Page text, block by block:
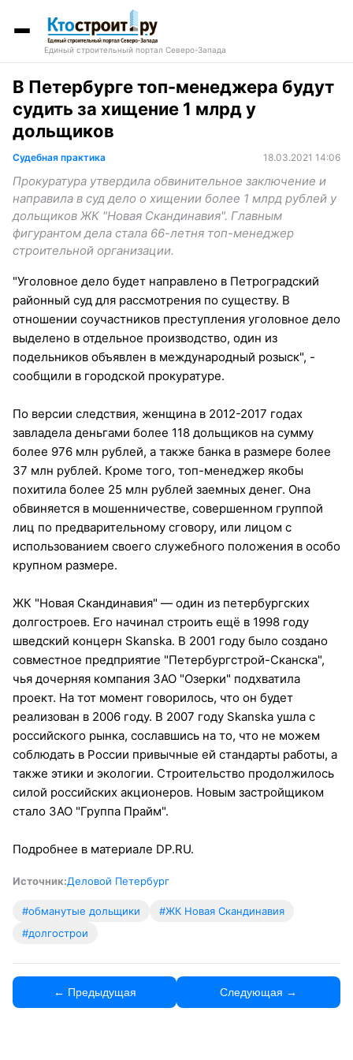
Единый строительный портал Северо-Запада
В Петербурге топ-менеджера будут
судить за хищение 1 млрд у
дольщиков
Судебная практика 18.03.2021 14:06
Прокуратура утвердила обвинительное заключение и
направила в суд дело о хищении более 1 млрд рублей у
дольщиков ЖК "Новая Скандинавия". Главным
фигурантом дела стала 66-летня топ-менеджер
строительной организации.
"Уголовное дело будет направлено в Петроградский
районный суд для рассмотрения по существу. В
отношении соучастников преступления уголовное дело
выделено в отдельное производство, один из
подельников объявлен в международный розыск", -
сообщили в городской прокуратуре.
По версии следствия, женщина в 2012-2017 годах
завладела деньгами более 118 дольщиков на сумму
более 976 млн рублей, а также банка в размере более
37 млн рублей. Кроме того, топ-менеджер якобы
похитила более 25 млн рублей заемных денег. Она
обвиняется в мошенничестве, совершенном группой
лиц по предварительному сговору, или лицом с
использованием своего служебного положения в особо
крупном размере.
ЖК "Новая Скандинавия" — один из петербургских
долгостроев. Его начинал строить ещё в 1998 году
шведский концерн Skanska. В 2001 году было создано
совместное предприятие "Петербургстрой-Сканска",
чья дочерняя компания ЗАО "Озерки" подхватила
проект. На тот момент говорилось, что он будет
реализован в 2006 году. В 2007 году Skanska ушла с
российского рынка, сославшись на то, что не можем
соблюдать в России привычные ей стандарты работы, а
также этики и экологии. Строительство продолжилось
силой российских акционеров. Новым застройщиком
стало ЗАО "Группа Прайм".
Подробнее в материале DP.RU.
Источник:Деловой Петербург
#обманутые дольщики
#ЖК Новая Скандинавия
#долгострои
← Предыдущая Следующая →